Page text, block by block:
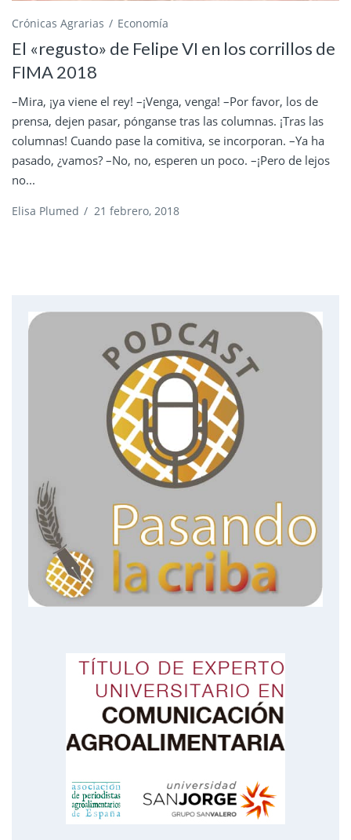
Crónicas Agrarias Economía
El «regusto» de Felipe VI en los corrillos de
FIMA 2018
–Mira, ¡ya viene el rey! –¡Venga, venga! –Por favor, los de
prensa, dejen pasar, pónganse tras las columnas. ¡Tras las
columnas! Cuando pase la comitiva, se incorporan. –Ya ha
pasado, ¿vamos? –No, no, esperen un poco. –¡Pero de lejos
no...
Elisa Plumed / 21 febrero, 2018